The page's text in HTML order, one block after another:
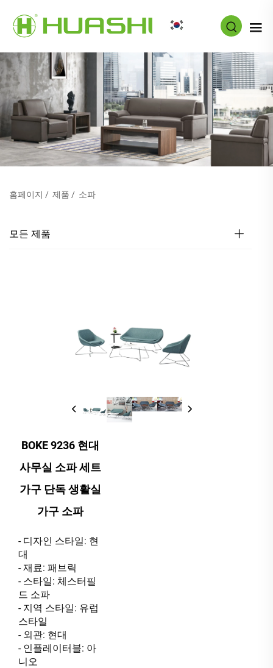
홈페이지 / 제품 / 소파
모든 제품
BOKE 9236 현대
사무실 소파 세트
가구 단독 생활실
가구 소파
- 디자인 스타일: 현
대
- 재료: 패브릭
- 스타일: 체스터필
드 소파
- 지역 스타일: 유럽
스타일
- 외관: 현대
- 인플레이터블: 아
니오